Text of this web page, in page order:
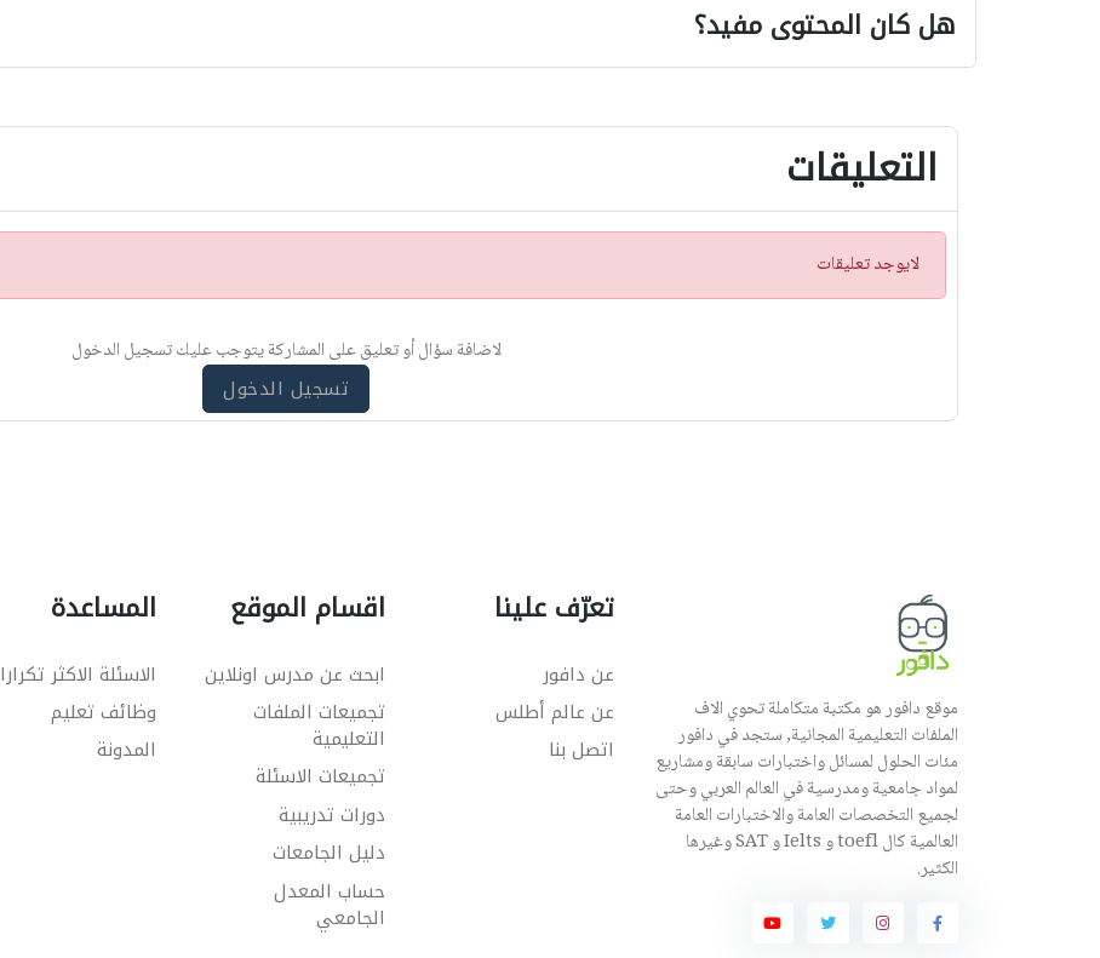
هل كان المحتوى مفيد؟
التعليقات
ت
ن
لايوجد تعليقات
لاضافة سؤال أو تعليق على المشاركة يتوجب عليك تسجيل الدخول
تسجيل الدخول
موقع دافور هو مكتبة متكاملة تحوي الاف
الملفات التعليمية المجانية, ستجد في دافور
مئات الحلول لمسائل واختبارات سابقة ومشاريع
لمواد جامعية ومدرسية في العالم العربي وحتى
لجميع التخصصات العامة والاختبارات العامة
العالمية كال toefl و Ielts و SAT وغيرها
الكثير.
تعرّف علينا
عن دافور
عن عالم أطلس
اتصل بنا
اقسام الموقع
ابحث عن مدرس اونلاين
تجميعات الملفات
التعليمية
تجميعات الاسئلة
دورات تدريبية
دليل الجامعات
حساب المعدل
الجامعي
المساعدة
الاسئلة الاكثر تكرارا
وظائف تعليم
المدونة